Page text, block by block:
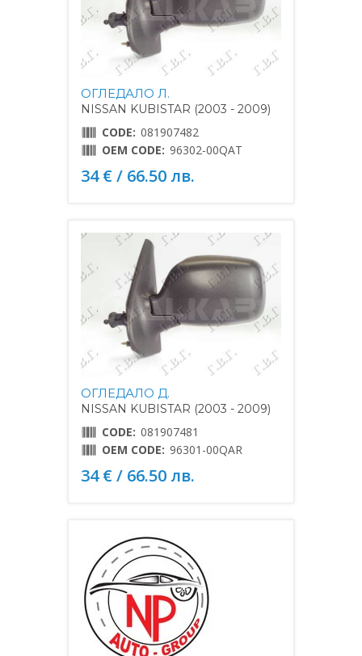
ОГЛЕДАЛО Л.
NISSAN KUBISTAR (2003 - 2009)
CODE: 081907482
OEM CODE: 96302-00QAT
34 € / 66.50 лв.
ОГЛЕДАЛО Д.
NISSAN KUBISTAR (2003 - 2009)
CODE: 081907481
OEM CODE: 96301-00QAR
34 € / 66.50 лв.